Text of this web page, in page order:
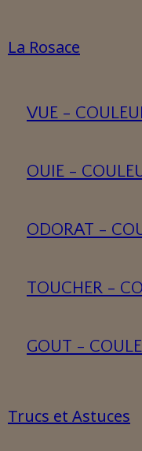
La Rosace
VUE -
OUIE -
ODORAT -
TOUCHER -
GOUT -
Trucs et Astuces